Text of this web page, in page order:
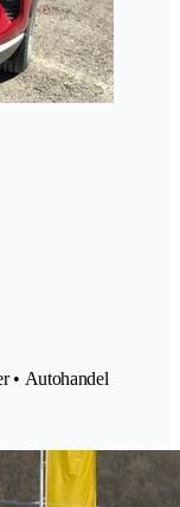
• Autohandel